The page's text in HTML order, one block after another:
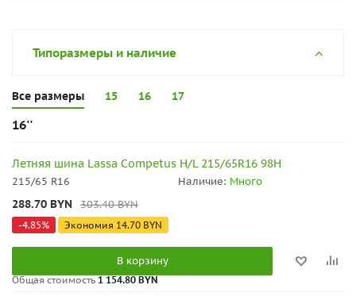
Типоразмеры и наличие
Все размеры 15 16 17
16''
Летняя шина Lassa Competus H/L 215/65R16 98H
215/65 R16 Наличие: Много
288.70 BYN 303.40BYN
-4.85% Экономия 14.70 BYN
В корзину
Общая стоимость 1 154.80 BYN